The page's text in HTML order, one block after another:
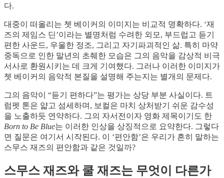
다.
대중이 떠올리는 쳇 베이커의 이미지는 비교적 명확하다. ‘재
즈의 제임스 딘’이라는 별명처럼 수려한 외모, 부드럽고 듣기
편한 사운드, 우울한 정조, 그리고 자기파괴적인 삶. 특히 마약
중독으로 인한 말년의 초췌한 모습은 그의 음악을 감상적 비극
서사로 환원시키는 데 크게 기여했다. 그러나 이러한 이미지가
쳇 베이커의 음악적 본질을 설명해 주는지는 별개의 문제다.
그의 음악이 “듣기 편하다”는 평가는 상당 부분 사실이다. 트
럼펫 톤은 얇고 섬세하며, 보컬은 마치 상처받기 쉬운 감수성
을 노출하듯 연약하다. 그의 자서전이자 영화 제목이기도 한
Born to Be Blue는 이러한 인상을 상징적으로 요약한다. 그렇다
면 질문은 여기서 시작된다. 이 ‘편안함’은 우리가 흔히 말하는
스무스 재즈의 편안함과 같은 것일까?
스무스 재즈와 쿨 재즈는 무엇이 다른가